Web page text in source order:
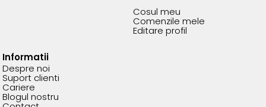
Cosul meu
Comenzile mele
Editare profil
Informatii
Despre noi
Suport clienti
Cariere
Blogul nostru